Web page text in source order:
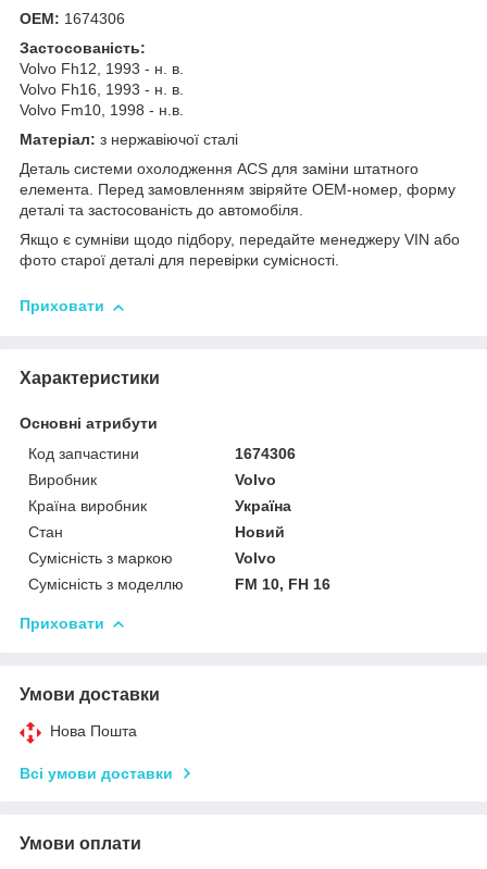
OEM: 1674306
Застосованість:
Volvo Fh12, 1993 - н. в.
Volvo Fh16, 1993 - н. в.
Volvo Fm10, 1998 - н.в.
Матеріал: з нержавіючої сталі
Деталь системи охолодження ACS для заміни штатного
елемента. Перед замовленням звіряйте OEM-номер, форму
деталі та застосованість до автомобіля.
Якщо є сумніви щодо підбору, передайте менеджеру VIN або
фото старої деталі для перевірки сумісності.
Приховати
Характеристики
Основні атрибути
Код запчастини
1674306
Виробник
Volvo
Країна виробник
Україна
Стан
Новий
Сумісність з маркою
Volvo
Сумісність з моделлю
FM 10, FH 16
Приховати
Умови доставки
Нова Пошта
Всі умови доставки
Умови оплати